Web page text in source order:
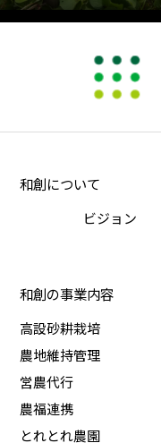
和創について
ビジョン
和創の事業内容
高設砂耕栽培
農地維持管理
営農代行
農福連携
とれとれ農園